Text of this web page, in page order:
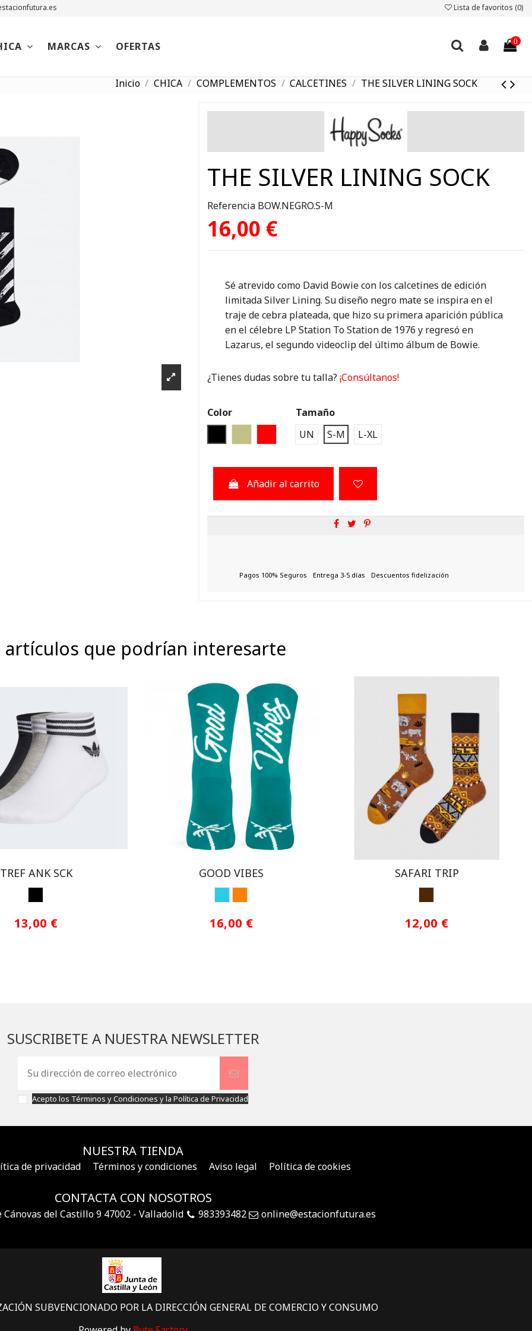
Lista de favoritos (0)
MARCAS OFERTAS 0
Inicio CHICA COMPLEMENTOS CALCETINES THE SILVER LINING SOCK
THE SILVER LINING SOCK
Referencia BOW.NEGRO.S-M
16,00 €
Sé atrevido como David Bowie con los calcetines de edición
limitada Silver Lining. Su diseño negro mate se inspira en el
traje de cebra plateada, que hizo su primera aparición pública
en el célebre LP Station To Station de 1976 y regresó en
Lazarus, el segundo videoclip del último álbum de Bowie.
¿Tienes dudas sobre tu talla? ¡Consúltanos!
Color
Tamaño
UN
S-M L-XL
Añadir al carrito
Pagos 100% Seguros Entrega 3-5 días Descuentos fidelización
artículos que podrían interesarte
TREF ANK SCK
13,00 €
GOOD VIBES
16,00 €
SAFARI TRIP
12,00 €
SUSCRIBETE A NUESTRA NEWSLETTER
Acepto los Términos y Condiciones y la Política de Privacidad
NUESTRA TIENDA
de privacidad Términos y condiciones Aviso legal Política de cookies
CONTACTA CON NOSOTROS
Cánovas del Castillo 9 47002 - Valladolid 983393482 online@estacionfutura.es
SUBVENCIONADO POR LA DIRECCIÓN GENERAL DE COMERCIO Y CONSUMO